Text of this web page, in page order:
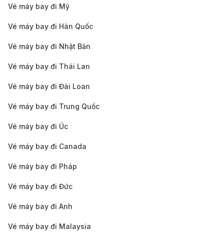
0 VND
Hướng dẫn di chuyển từ trung tâm
Chu Lai đến sân bay Chu Lai
Vé máy bay đi Mỹ
Vé máy bay đi Hàn Quốc
Vé máy bay đi Nhật Bản
Vé máy bay đi Thái Lan
Vé máy bay đi Đài Loan
Vé máy bay đi Trung Quốc
Vé máy bay đi Úc
Vé máy bay đi Canada
Vé máy bay đi Pháp
Vé máy bay đi Đức
Vé máy bay đi Anh
Vé máy bay đi Malaysia